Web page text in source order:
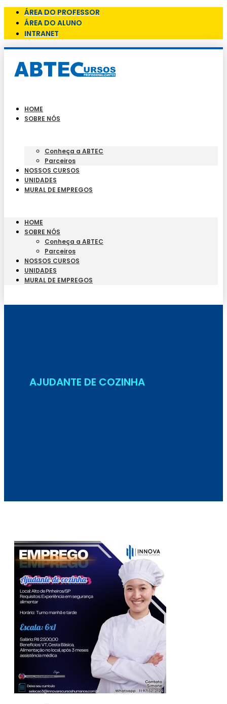
ÁREA DO PROFESSOR
ÁREA DO ALUNO
INTRANET
HOME
SOBRE NÓS
Conheça a ABTEC
Parceiros
NOSSOS CURSOS
UNIDADES
MURAL DE EMPREGOS
HOME
SOBRE NÓS
Conheça a ABTEC
Parceiros
NOSSOS CURSOS
UNIDADES
MURAL DE EMPREGOS
AJUDANTE DE COZINHA